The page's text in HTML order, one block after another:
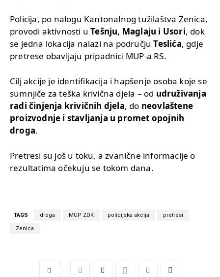
Policija, po nalogu Kantonalnog tužilaštva Zenica,
provodi aktivnosti uTešnju, Maglaju i Usori, dok
se jedna lokacija nalazi na područjuTeslića, gdje
pretrese obavljaju pripadnici MUP-a RS.
Cilj akcije je identifikacija i hapšenje osoba koje se
sumnjiče za teška krivična djela – od udruživanja
radi činjenja krivičnih djela, do neovlaštene
proizvodnje i stavljanja u promet opojnih
droga.
Pretresi su još u toku, a zvanične informacije o
rezultatima očekuju se tokom dana.
TAGS droga MUP ZDK policijska akcija pretresi
Zenica